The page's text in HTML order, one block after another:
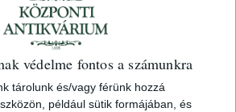
védelme fontos a számunkra
tárolunk és/vagy férünk hozzá
például sütik formájában, és